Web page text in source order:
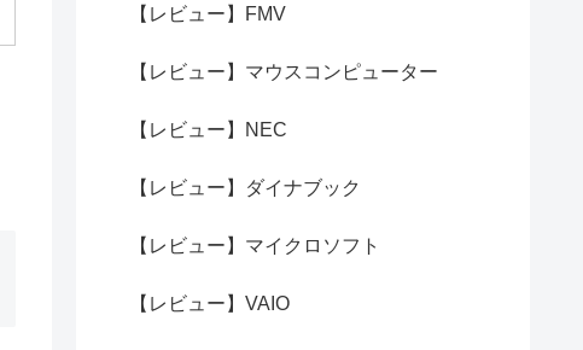
【レビュー】FMV
【レビュー】マウスコンピューター
【レビュー】NEC
【レビュー】ダイナブック
【レビュー】マイクロソフト
【レビュー】VAIO